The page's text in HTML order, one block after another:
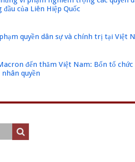
của Liên Hiệp Quốc
quyền dân sự và chính trị tại Việt
đến thăm Việt Nam: Bốn tổ
quyền